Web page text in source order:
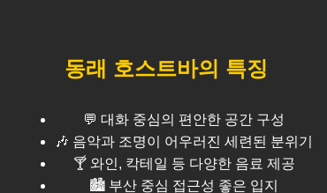
동래 호스트바의 특징
💬 대화 중심의 편안한 공간 구성
🎶 음악과 조명이 어우러진 세련된 분위기
🍸 와인, 칵테일 등 다양한 음료 제공
🏙️ 부산 중심 접근성 좋은 입지